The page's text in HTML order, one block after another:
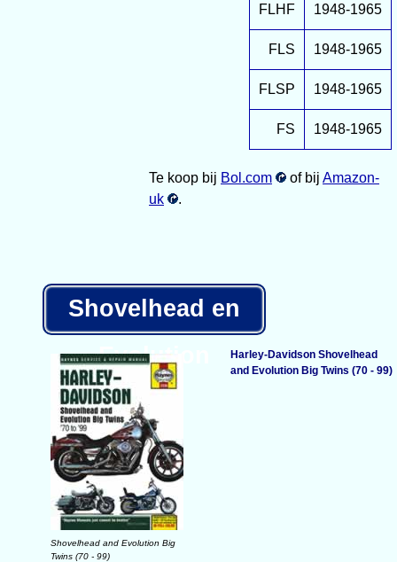
FLHF 1948-1965
FLS 1948-1965
FLSP 1948-1965
FS 1948-1965
Te koop bij Bol.com of bij Amazon-
uk
.
Shovelhead en
Evolution
Shovelhead and Evolution Big
Twins (70 - 99)
Harley-Davidson Shovelhead
and Evolution Big Twins (70 - 99)